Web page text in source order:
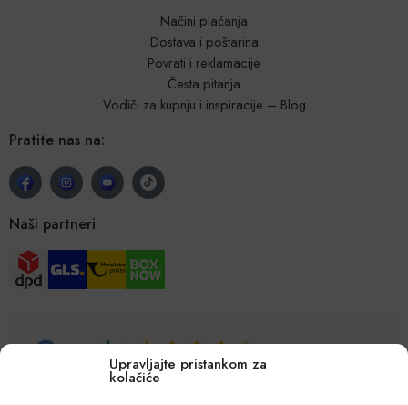
Upravljajte pristankom za
kolačiće
Načini plaćanja
Dostava i poštarina
Povrati i reklamacije
Česta pitanja
Vodiči za kupnju i inspiracije – Blog
Pratite nas na:
Naši partneri